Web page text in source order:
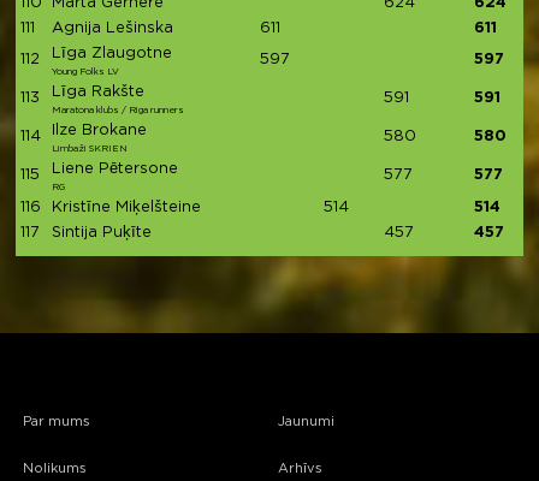
111
Agnija Lešinska 611 611
112 Līga Zlaugotne
Young Folks LV
597 597
113 Līga Rakšte
Maratona klubs / Riga runners
591 591
114 Ilze Brokane
Limbaži SKRIEN
580 580
115 Liene Pētersone
RG
577 577
116 Kristīne Miķelšteine 514
514
117
Sintija Puķīte 457 457
Par mums
Nolikums
Jaunumi
Arhīvs